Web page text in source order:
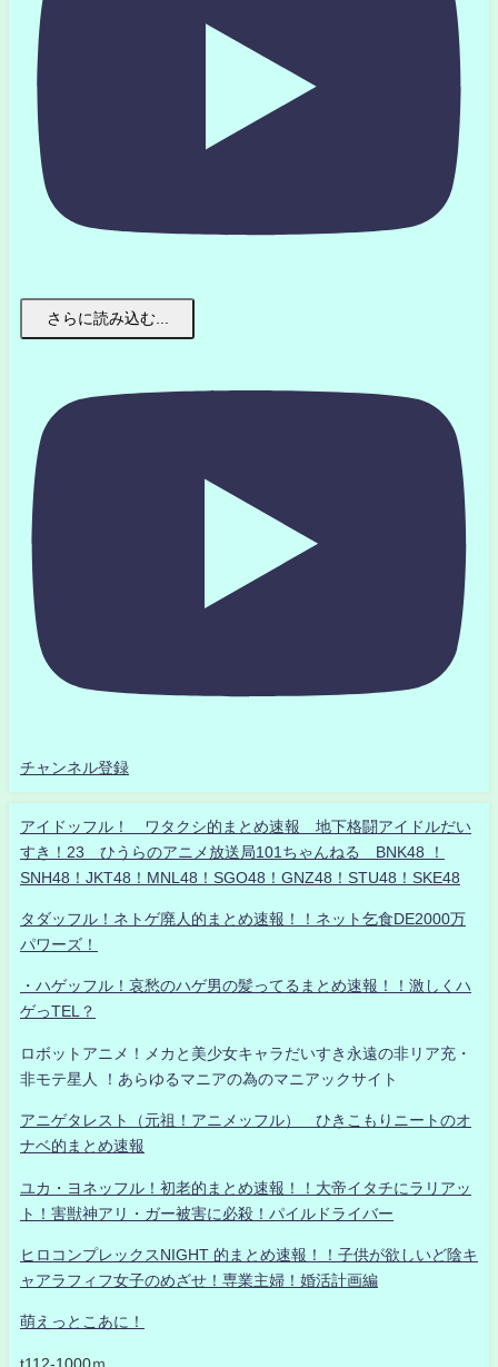
さらに読み込む...
チャンネル登録
アイドッフル！ ワタクシ的まとめ速報 地下格闘アイドルだい
すき！23 ひうらのアニメ放送局101ちゃんねる BNK48 ！
SNH48！JKT48！MNL48！SGO48！GNZ48！STU48！SKE48
タダッフル！ネトゲ廃人的まとめ速報！！ネット乞食DE2000万
パワーズ！
・ハゲッフル！哀愁のハゲ男の髪ってるまとめ速報！！激しくハ
ゲっTEL？
ロボットアニメ！メカと美少女キャラだいすき永遠の非リア充・
非モテ星人 ！あらゆるマニアの為のマニアックサイト
アニゲタレスト（元祖！アニメッフル） ひきこもりニートのオ
ナベ的まとめ速報
ユカ・ヨネッフル！初老的まとめ速報！！大帝イタチにラリアッ
ト！害獣神アリ・ガー被害に必殺！パイルドライバー
ヒロコンプレックスNIGHT 的まとめ速報！！子供が欲しいど陰キ
ャアラフィフ女子のめざせ！専業主婦！婚活計画編
萌えっとこあに！
t112-1000ｍ